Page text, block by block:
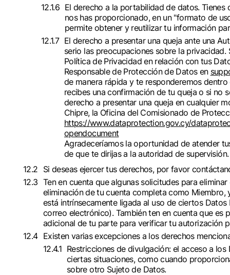
El derecho a la portabilidad de datos.
nos has proporcionado, en un "formato de
permite obtener y reutilizar tu información
El derecho a presentar una queja ante una
serio las preocupaciones sobre la
Política de Privacidad en relación con tus
Responsable de Protección de Datos en
de manera rápida y te responderemos
recibes una confirmación de tu queja o si no
derecho a presentar una queja en cualquier
Chipre, la Oficina del Comisionado de
https://www.dataprotection.gov.cy/
opendocument
Agradeceríamos la oportunidad de atender
de que te dirijas a la autoridad de supervisión.
Si deseas ejercer tus derechos, por favor
Ten en cuenta que algunas solicitudes para
eliminación de tu cuenta completa como
está intrínsecamente ligada al uso de ciertos
correo electrónico). También ten en cuenta que es
adicional de tu parte para verificar tu autorización
Existen varias excepciones a los derechos
Restricciones de divulgación: el acceso a
ciertas situaciones, como cuando
sobre otro Sujeto de Datos.